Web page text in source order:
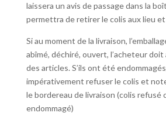
laissera un avis de passage dans la
permettra de retirer le colis aux lieu
Si au moment de la livraison,
abîmé, déchiré, ouvert, l’acheteur doit
des articles. S’ils ont été
impérativement refuser le colis et
le bordereau de livraison (colis refusé
endommagé)